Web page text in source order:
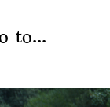
to...